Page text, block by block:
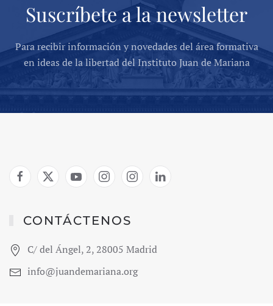
Suscríbete a la newsletter
Para recibir información y novedades del área formativa
en ideas de la libertad del Instituto Juan de Mariana
CONTÁCTENOS
C/ del Ángel, 2, 28005 Madrid
info@juandemariana.org